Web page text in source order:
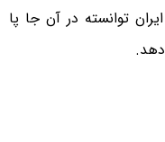
توانسته در آن جا پا